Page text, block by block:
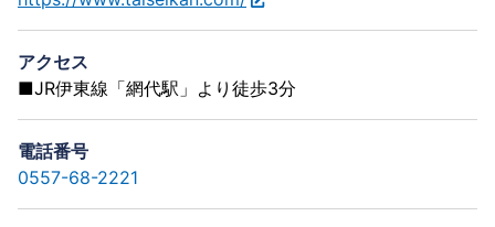
アクセス
■JR伊東線「網代駅」より徒歩3分
電話番号
0557-68-2221